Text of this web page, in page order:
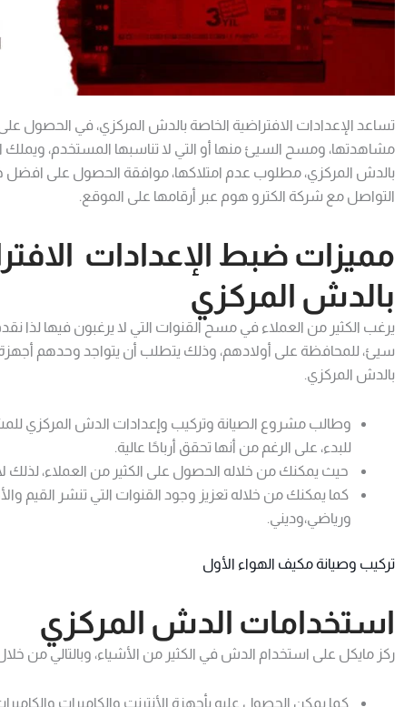
تساعد الإعدادات الافتراضية الخاصة بالدش المركزي، في الحصول على
مشاهدتها، ومسح السيئ منها أو التي لا تناسبها المستخدم،
بالدش المركزي، مطلوب عدم امتلاكها، موافقة الحصول على
التواصل مع شركة الكترو هوم عبر أرقامها على الموقع.
مميزات ضبط الإعدادات
بالدش المركزي
يرغب الكثير من العملاء في مسح القنوات التي لا يرغبون فيها لذا
سيئ، للمحافظة على أولادهم، وذلك يتطلب أن يتواجد وحدهم
بالدش المركزي.
وطالب مشروع الصيانة وتركيب وإعدادات الدش المركزي
للبدء، على الرغم من أنها تحقق أرباحًا عالية.
حيث يمكنك من خلاله الحصول على الكثير من العملاء، لذلك لا
كما يمكنك من خلاله تعزيز وجود القنوات التي تنشر القيم
ورياضي،وديني.
تركيب وصيانة مكيف الهواء الأول
استخدامات الدش المركزي
ركز مايكل على استخدام الدش في الكثير من الأشياء، وبالتالي من
كما يمكن الحصول عليه بأجهزة الأنترنت والكاميرات